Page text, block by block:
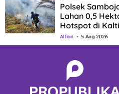
Polsek
Lahan 0,5
Hotspot di
Alfian 5 Aug 2026